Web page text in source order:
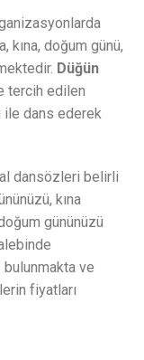
kına, doğum günü,
Düğün
tercih edilen
ile dans ederek
dansözleri belirli
kına
gününüzü
ve
fiyatları